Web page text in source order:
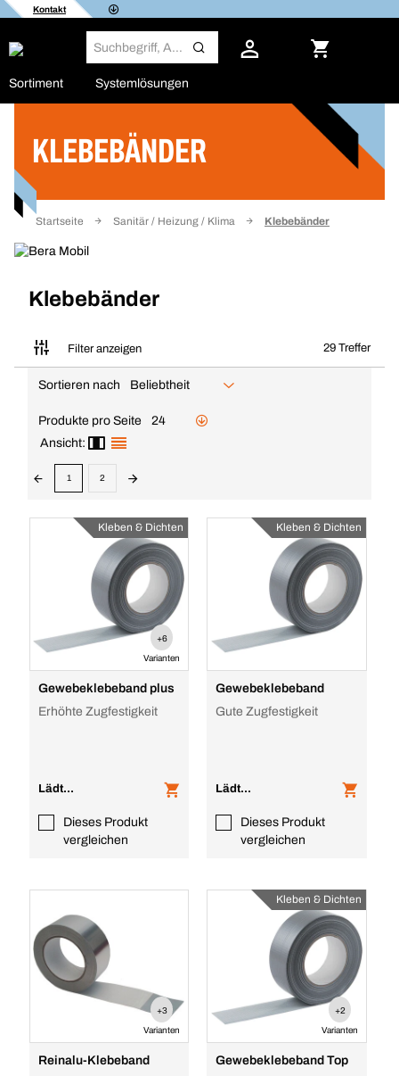
Kontakt
Sortiment Systemlösungen
KLEBEBÄNDER
Startseite Sanitär / Heizung / Klima Klebebänder
Klebebänder
Filter anzeigen 29 Treffer
Filter
Sortieren nach Beliebtheit
Produkte pro Seite
24
Ansicht:
1 2
Kleben & Dichten
+6
Varianten
Gewebeklebeband plus
Erhöhte Zugfestigkeit
Lädt...
Dieses Produkt
vergleichen
Kleben & Dichten
Gewebeklebeband
Gute Zugfestigkeit
Lädt...
Dieses Produkt
vergleichen
+3
Varianten
Reinalu-Klebeband
Kleben & Dichten
+2
Varianten
Gewebeklebeband Top